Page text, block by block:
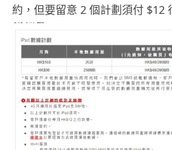
約，但要留意 2 個計劃須付 $12